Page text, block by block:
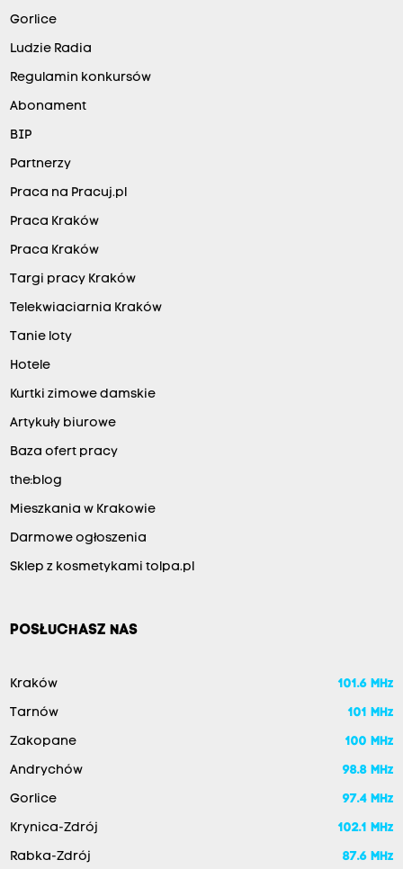
Gorlice
Ludzie Radia
Regulamin konkursów
Abonament
BIP
Partnerzy
Praca na Pracuj.pl
Praca Kraków
Praca Kraków
Targi pracy Kraków
Telekwiaciarnia Kraków
Tanie loty
Hotele
Kurtki zimowe damskie
Artykuły biurowe
Baza ofert pracy
the:blog
Mieszkania w Krakowie
Darmowe ogłoszenia
Sklep z kosmetykami tolpa.pl
POSŁUCHASZ NAS
Kraków 101.6 MHz
Tarnów 101 MHz
Zakopane 100 MHz
Andrychów 98.8 MHz
Gorlice 97.4 MHz
Krynica-Zdrój 102.1 MHz
Rabka-Zdrój 87.6 MHz